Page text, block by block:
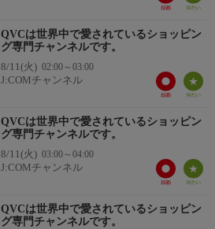
QVCは世界中で愛されているショッピン
グ専門チャンネルです。
8/11(火) 02:00～03:00
J:COMチャンネル
QVCは世界中で愛されているショッピン
グ専門チャンネルです。
8/11(火) 03:00～04:00
J:COMチャンネル
QVCは世界中で愛されているショッピン
グ専門チャンネルです。